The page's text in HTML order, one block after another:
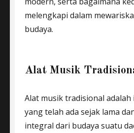
melengkapi dalam
budaya.
Alat Musik
Alat musik tradisional
yang telah ada sejak lama
integral dari budaya suatu